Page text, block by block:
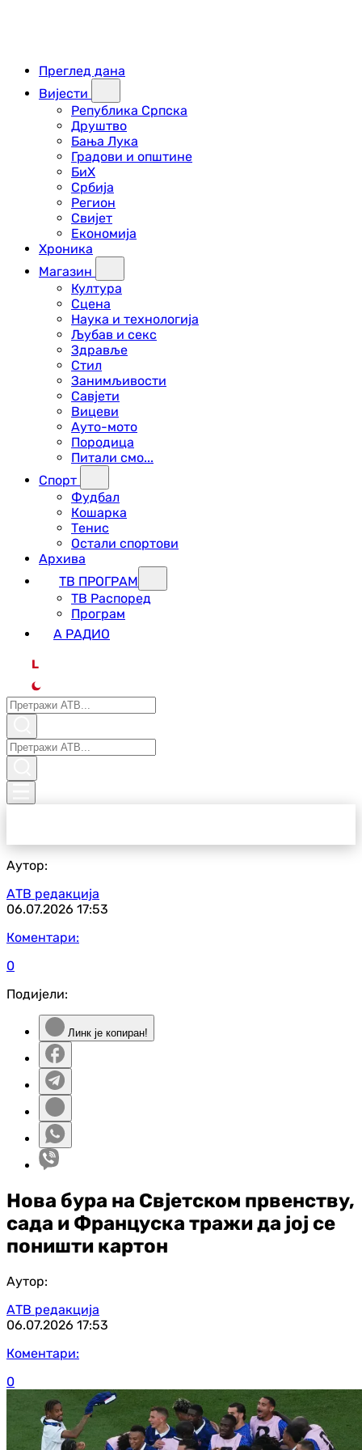
Преглед дана
Вијести
Република Српска
Друштво
Бања Лука
Градови и општине
БиХ
Србија
Регион
Свијет
Економија
Хроника
Магазин
Култура
Сцена
Наука и технологија
Љубав и секс
Здравље
Стил
Занимљивости
Савјети
Вицеви
Ауто-мото
Породица
Питали смо...
Спорт
Фудбал
Кошарка
Тенис
Остали спортови
Архива
ТВ ПРОГРАМ
ТВ Распоред
Програм
А РАДИО
L
Аутор:
АТВ редакција
06.07.2026 17:53
Коментари:
0
Подијели:
Линк је копиран!
Нова бура на Свјетском првенству,
сада и Француска тражи да јој се
поништи картон
Аутор:
АТВ редакција
06.07.2026 17:53
Коментари:
0